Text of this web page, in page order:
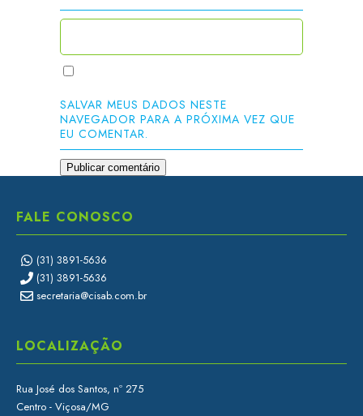
SALVAR MEUS DADOS NESTE
NAVEGADOR PARA A PRÓXIMA VEZ QUE
EU COMENTAR.
FALE CONOSCO
(31) 3891-5636
(31) 3891-5636
secretaria@cisab.com.br
LOCALIZAÇÃO
Rua José dos Santos, nº 275
Centro - Viçosa/MG